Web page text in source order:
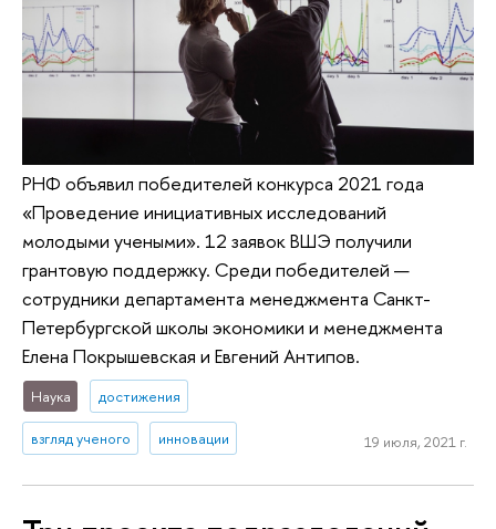
РНФ объявил победителей конкурса 2021 года
«Проведение инициативных исследований
молодыми учеными». 12 заявок ВШЭ получили
грантовую поддержку. Среди победителей —
сотрудники департамента менеджмента Санкт-
Петербургской школы экономики и менеджмента
Елена Покрышевская и Евгений Антипов.
Наука достижения
взгляд ученого инновации 19 июля, 2021 г.